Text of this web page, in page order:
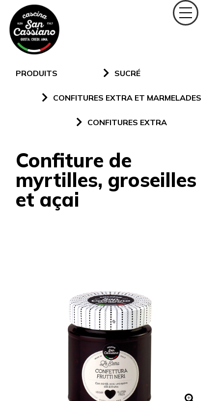
PRODUITS SUCRÉ
CONFITURES EXTRA ET MARMELADES
CONFITURES EXTRA
Confiture de
myrtilles, groseilles
et açai